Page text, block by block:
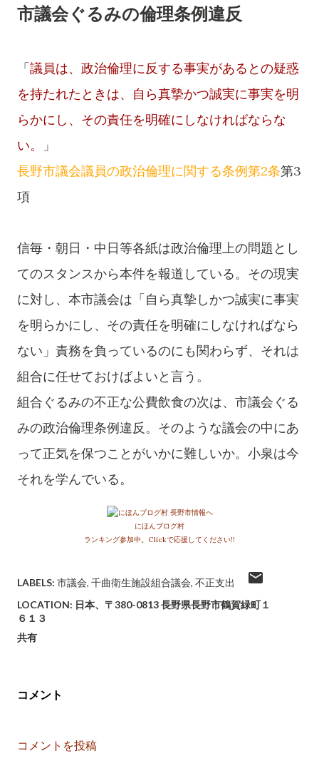
市議会ぐるみの倫理条例違反
「議員は、政治倫理に反する事実があるとの疑惑
を持たれたときは、自ら真摯かつ誠実に事実を明
らかにし、その責任を明確にしなければならな
い。
」
長野市議会議員の政治倫理に関する条例第2条第3
項
信毎・朝日・中日等各紙は政治倫理上の問題とし
てのスタンスから本件を報道している。その現実
に対し、本市議会は「自ら真摯しかつ誠実に事実
を明らかにし、その責任を明確にしなければなら
ない 」責務を負っているのにも関わらず、それは
組合に任せておけばよいと言う。
組合ぐるみの不正な公費飲食の次は、市議会ぐる
みの政治倫理条例違反。そのような議会の中にあ
って正気を保つことがいかに難しいか。小泉は今
それを学んでいる。
にほんブログ村
ランキング参加中。Clickで応援してください!!
LABELS: 市議会 千曲衛生施設組合議会 不正支出
LOCATION: 日本、〒380-0813 長野県長野市鶴賀緑町１
６１３
共有
コメント
コメントを投稿